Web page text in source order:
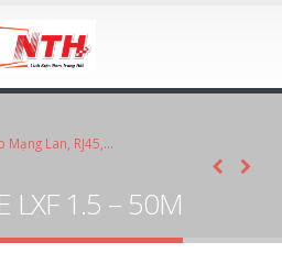
Mạng Lan, RJ45,...
LXF 1.5 – 50M